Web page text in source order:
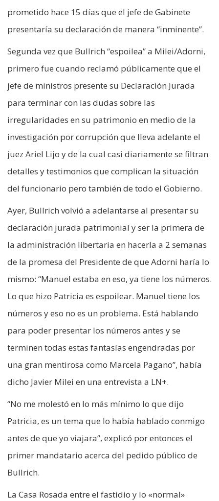
prometido hace 15 días que el jefe de Gabinete
presentaría su declaración de manera “inminente”.
Segunda vez que Bullrich “espoilea” a Milei/Adorni,
primero fue cuando reclamó públicamente que el
jefe de ministros presente su Declaración Jurada
para terminar con las dudas sobre las
irregularidades en su patrimonio en medio de la
investigación por corrupción que lleva adelante el
juez Ariel Lijo y de la cual casi diariamente se filtran
detalles y testimonios que complican la situación
del funcionario pero también de todo el Gobierno.
Ayer, Bullrich volvió a adelantarse al presentar su
declaración jurada patrimonial y ser la primera de
la administración libertaria en hacerla a 2 semanas
de la promesa del Presidente de que Adorni haría lo
mismo: “Manuel estaba en eso, ya tiene los números.
Lo que hizo Patricia es espoilear. Manuel tiene los
números y eso no es un problema. Está hablando
para poder presentar los números antes y se
terminen todas estas fantasías engendradas por
una gran mentirosa como Marcela Pagano”, había
dicho Javier Milei en una entrevista a LN+.
“No me molestó en lo más mínimo lo que dijo
Patricia, es un tema que lo había hablado conmigo
antes de que yo viajara”, explicó por entonces el
primer mandatario acerca del pedido público de
Bullrich.
La Casa Rosada entre el fastidio y lo «normal»